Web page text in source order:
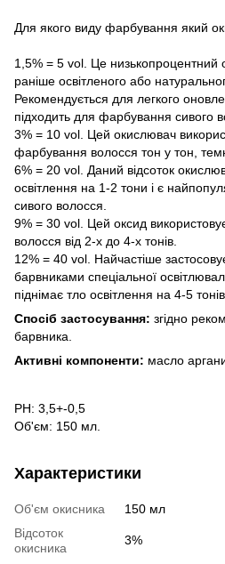
Для якого виду фарбування який
1,5% = 5 vol. Це низькопроцентний
раніше освітленого або
Рекомендується для легкого
підходить для фарбування сивого
3% = 10 vol. Цей окислювач
фарбування волосся тон у тон,
6% = 20 vol. Даний відсоток
освітлення на 1-2 тони і є
сивого волосся.
9% = 30 vol. Цей оксид
волосся від 2-х до 4-х тонів.
12% = 40 vol. Найчастіше
барвниками спеціальної
піднімає тло освітлення на 4-5 тонів.
Спосіб застосування: згідно
барвника.
Активні компоненти: масло
РН: 3,5+-0,5
Об'єм: 150 мл.
Характеристики
Об'єм окисника
150 мл
Відсоток
окисника
3%